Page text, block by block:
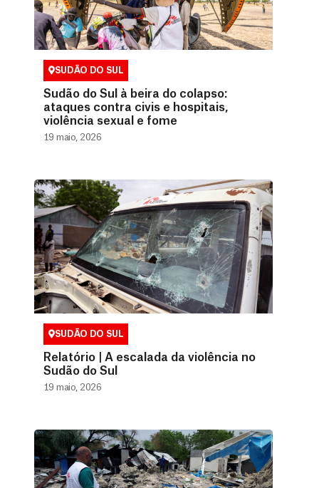
SUDÃO DO SUL
Sudão do Sul à beira do colapso:
ataques contra civis e hospitais,
violência sexual e fome
19 maio, 2026
SUDÃO DO SUL
Relatório | A escalada da violência no
Sudão do Sul
19 maio, 2026